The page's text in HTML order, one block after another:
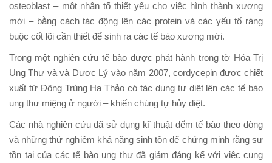
osteoblast – một nhân tố thiết yếu cho việc hình thành xương
mới – bằng cách tác động lên các protein và các yếu tố ràng
buộc cốt lõi cần thiết để sinh ra các tế bào xương mới.
Trong một nghiên cứu tế bào được phát hành trong tờ Hóa Trị
Ung Thư và và Dược Lý vào năm 2007, cordycepin được chiết
xuất từ Đông Trùng Hạ Thảo có tác dụng tự diệt lên các tế bào
ung thư miệng ở người – khiến chúng tự hủy diệt.
Các nhà nghiên cứu đã sử dụng kĩ thuật đếm tế bào theo dòng
và những thử nghiệm khả năng sinh tồn để chứng minh rằng sự
tồn tại của các tế bào ung thư đã giảm đáng kể với việc cung